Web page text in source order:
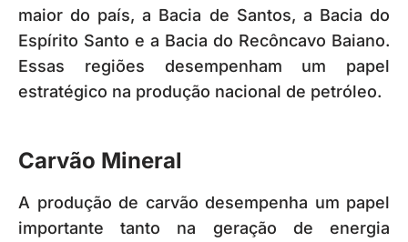
maior do país, a Bacia de Santos, a Bacia do
Espírito Santo e a Bacia do Recôncavo Baiano.
Essas regiões desempenham um papel
estratégico na produção nacional de petróleo.
Carvão Mineral
A produção de carvão desempenha um papel
importante tanto na geração de energia